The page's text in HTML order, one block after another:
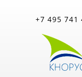
+7 495 741